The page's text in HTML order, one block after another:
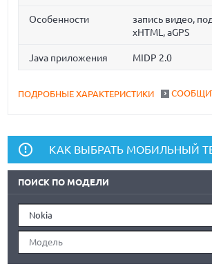
Особенности
запись видео,
xHTML, aGPS
Java приложения MIDP 2.0
ПОДРОБНЫЕ ХАРАКТЕРИСТИКИ
КАК ВЫБРАТЬ МОБИЛЬНЫЙ
ПОИСК ПО МОДЕЛИ
Nokia
Модель